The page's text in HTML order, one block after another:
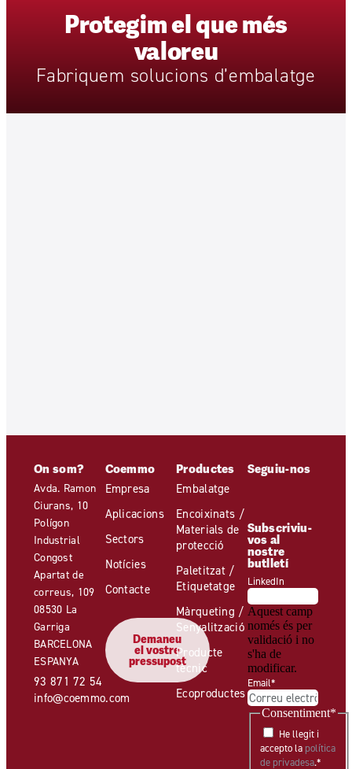
Protegimelquemés
valoreu
Fabriquem solucions d’embalatge
On som?
Avda. Ramon
Ciurans, 10
Polígon
Industrial
Congost
Apartat de
correus, 109
08530 La
Garriga
BARCELONA
ESPANYA
93 871 72 54
info@coemmo.com
Coemmo
Empresa
Aplicacions
Sectors
Notícies
Contacte
Demaneu
el vostre
pressupost
Productes
Embalatge
Encoixinats /
Materials de
protecció
Paletitzat /
Etiquetatge
Màrqueting /
Senyalització
Producte
tècnic
Ecoproductes
Seguiu-nos
Subscriviu-
vos al
nostre
butlletí
LinkedIn
Aquest camp
només és per
validació i no
s'ha de
modificar.
Email*
Consentiment*
He llegit i
accepto la política
de privadesa.*